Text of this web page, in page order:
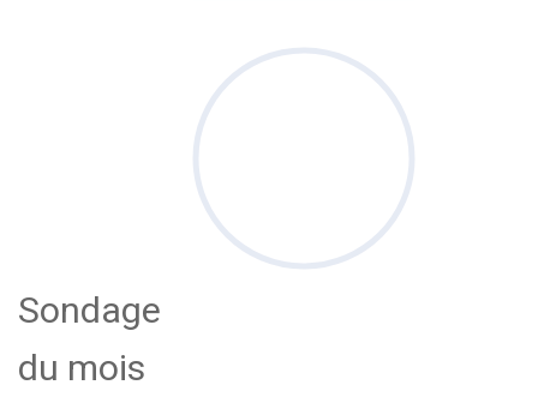
Sondage
du mois